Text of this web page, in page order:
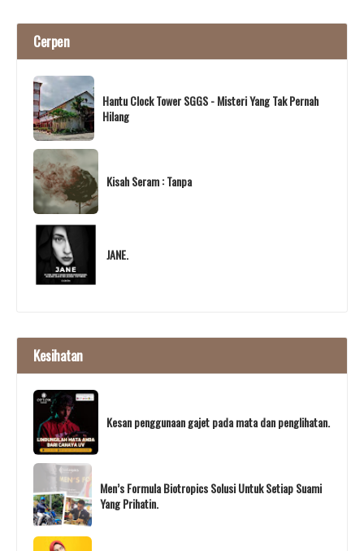
Cerpen
Hantu Clock Tower SGGS - Misteri Yang Tak Pernah
Hilang
Kisah Seram : Tanpa
JANE.
Kesihatan
Kesan penggunaan gajet pada mata dan penglihatan.
Men’s Formula Biotropics Solusi Untuk Setiap Suami
Yang Prihatin.